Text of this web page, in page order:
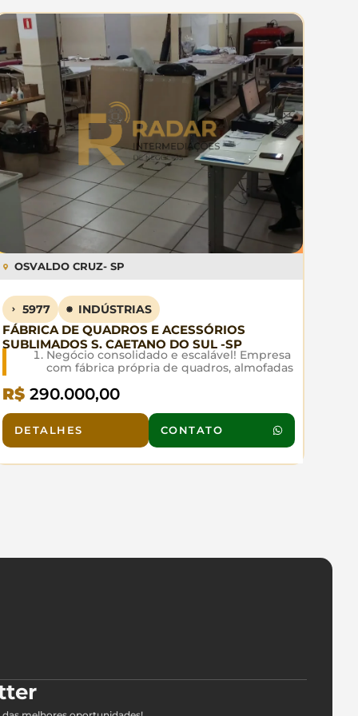
OSVALDO CRUZ- SP
5977 INDÚSTRIAS
FÁBRICA DE QUADROS E ACESSÓRIOS
SUBLIMADOS S. CAETANO DO SUL -SP
Negócio consolidado e escalável! Empresa
com fábrica própria de quadros, almofadas
alta margem e controle total. Presença
ativa em plataforma mercado livre e site,
somada a vendas diretas e atacado,
criando múltiplos fluxos de receita.
Operação estruturada e pronta para
São Caetano do Sul. Oportunidade para
R$290.000,00
DETALHES CONTATO